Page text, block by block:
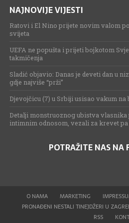
NAJNOVIJE VIJESTI
Ratovi i El Nino prijete novim valom
svijeta
UEFA ne popušta i prijeti bojkotom
takmičenja
Sladić objavio: Danas je deveti dan u
gdje najviše “prži”
Djevojčicu (7) u Srbiji usisao vakum na
Detalji monstruoznog ubistva
intimnim odnosom, vezali za krevet pa
POTRAŽITE NAS NA
O NAMA MARKETING
PRONAĐENI NESTALI TINEJDŽERI U
RSS